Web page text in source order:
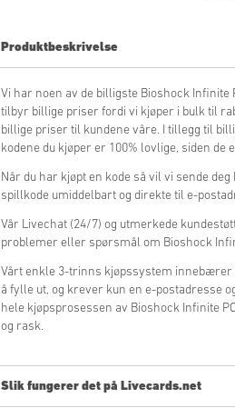
Produktbeskrivelse
Vi har noen av de billigste Bioshock Infinite
tilbyr billige priser fordi vi kjøper i bulk til
billige priser til kundene våre. I tillegg til
kodene du kjøper er 100% lovlige, siden
Når du har kjøpt en kode så vil vi sende
spillkode umiddelbart og direkte til e-
Vår Livechat (24/7) og utmerkede
problemer eller spørsmål om Bioshock
Vårt enkle 3-trinns kjøpssystem
å fylle ut, og krever kun en e-postadresse
hele kjøpsprosessen av Bioshock Infinite
og rask.
Slik fungerer det på Livecards.net